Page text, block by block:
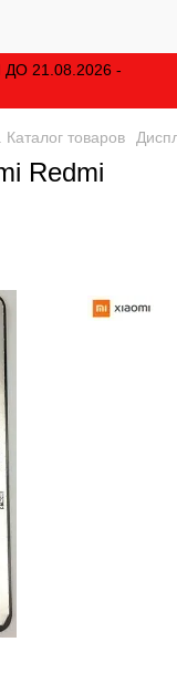
21.08.2026 -
товаров
Redmi